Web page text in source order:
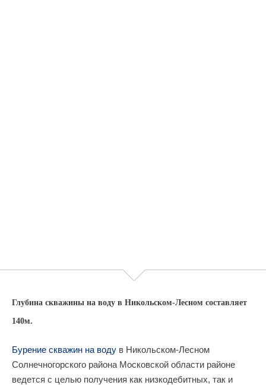
Глубина скважины на воду в Никольском-Лесном составляет
140м.
Бурение скважин на воду в Никольском-Лесном
Солнечногорского района Московской области районе
ведется с целью получения как низкодебитных, так и